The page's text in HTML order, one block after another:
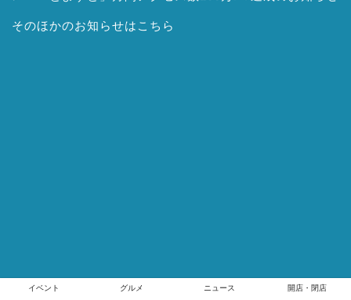
そのほかのお知らせはこちら
イベント グルメ ニュース 開店・閉店